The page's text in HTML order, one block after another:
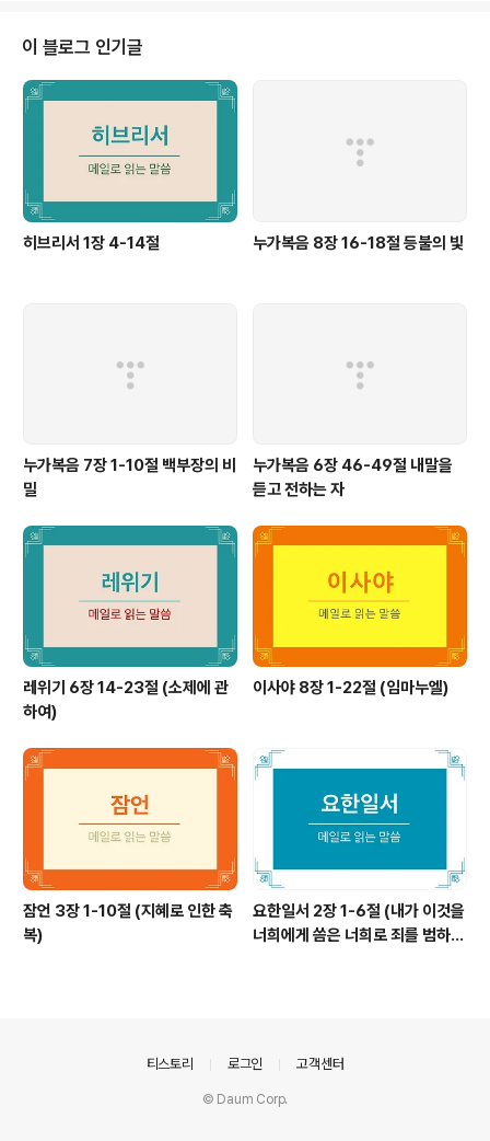
때에 모세가 말한즉 하나님이 음성으로 대답하시더라 20
여호와께서 시내 산 곧 그 산 꼭대기에 강림하시고 모세를
그리로 부르시니 모세가 올라가매 21여호와께서 모세에게
이르시되 내려가서 백성을 경고하라 백성이 밀고 들어와
나 여호와에게 로 와서 보려고 하다가 많이 죽을까 하노라
22또 여호와께서 가까이 하..
이 블로그 인기글
히브리서 1장 4-14절 누가복음 8장 16-18절 등불의 빛
누가복음 7장 1-10절 백부장의 비
밀
누가복음 6장 46-49절 내말을
듣고 전하는 자
레위기 6장 14-23절 (소제에 관
하여)
이사야 8장 1-22절 (임마누엘)
잠언 3장 1-10절 (지혜로 인한 축
복)
요한일서 2장 1-6절 (내가 이것을
너희에게 씀은 너희로 죄를 범하지
티스토리 로그인 고객센터
© Daum Corp.